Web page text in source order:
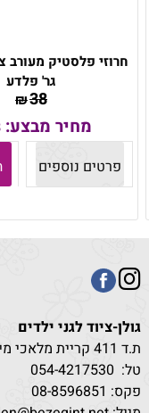
גר' פלדע
₪38
מחיר מבצע:
פרטים נוספים
גולן-ציוד לגני ילדים
ת.ד 411 קריית מלאכי מיקוד 8310302
טל:
054-4217530
פקס: 08-8596851